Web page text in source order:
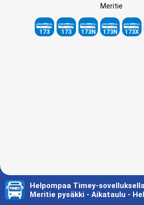
Meritie
173 173 173N 173N 173X
Helpompaa Timey-
Meritie pysäkki - Aikataulu -